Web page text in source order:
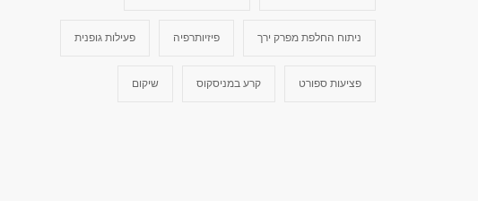
ניתוח החלפת מפרק ירך פיזיותרפיה פעילות גופנית
פציעות ספורט קרע במניסקוס שיקום